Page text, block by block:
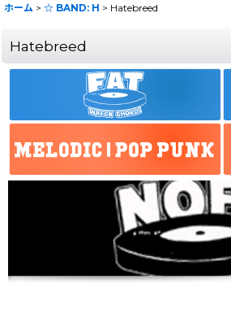
ホーム > ☆ BAND: H > Hatebreed
Hatebreed